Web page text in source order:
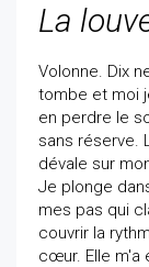
La
Volonne. Dix
tombe et moi
en perdre le
sans réserve.
dévale sur
Je plonge
mes pas qui
couvrir la
cœur. Elle m'a